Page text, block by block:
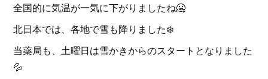
全国的に気温が一気に下がりましたね🥶
北日本では、各地で雪も降りました❄️
当薬局も、土曜日は雪かきからのスタートとなりました
💦